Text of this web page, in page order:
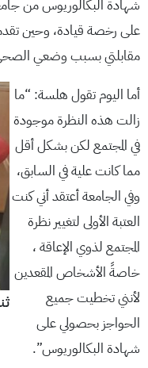
شهادة البكالوريوس من
على رخصة قيادة، وحين
مقابلتي بسبب وضعي
أما اليوم تقول هلسة: “ما
زالت هذه النظرة موجودة
في المجتمع لكن بشكل أقل
مما كانت علية في السابق،
وفي الجامعة أعتقد أني كنت
العتبة الأولى لتغيير نظرة
المجتمع لذوي الإعاقة ،
خاصةً الأشخاص المقعدين
لأنني تخطيت جميع
الحواجز بحصولي على
شهادة البكالوريوس”.